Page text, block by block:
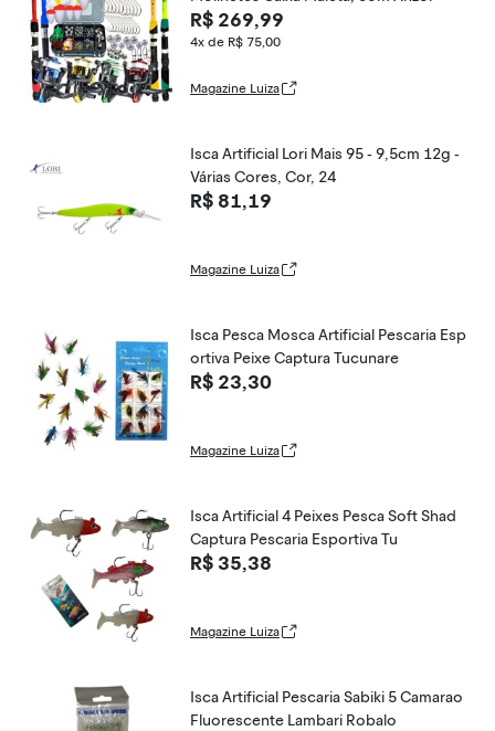
R$ 269,99
4x de R$ 75,00
Magazine Luiza
Isca Artificial Lori Mais 95 - 9,5cm 12g -
Várias Cores, Cor, 24
R$ 81,19
Magazine Luiza
Isca Pesca Mosca Artificial Pescaria Esp
ortiva Peixe Captura Tucunare
R$ 23,30
Magazine Luiza
Isca Artificial 4 Peixes Pesca Soft Shad
Captura Pescaria Esportiva Tu
R$ 35,38
Magazine Luiza
Isca Artificial Pescaria Sabiki 5 Camarao
Fluorescente Lambari Robalo